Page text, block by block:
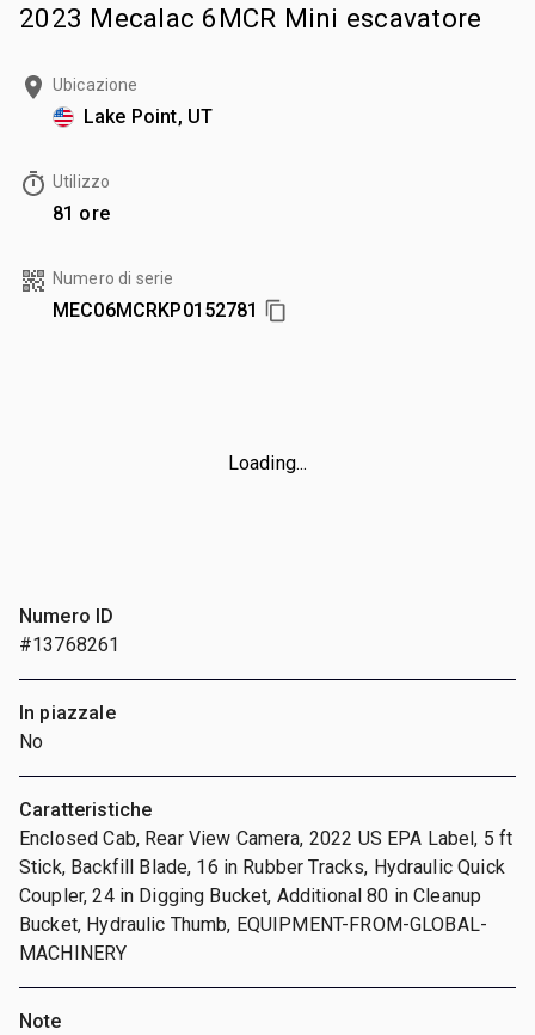
2023 Mecalac 6MCR Mini escavatore
Ubicazione
Lake Point, UT
Utilizzo
81 ore
Numero di serie
MEC06MCRKP0152781
Loading...
Numero ID
#13768261
In piazzale
No
Caratteristiche
Enclosed Cab, Rear View Camera, 2022 US EPA Label, 5 ft
Stick, Backfill Blade, 16 in Rubber Tracks, Hydraulic Quick
Coupler, 24 in Digging Bucket, Additional 80 in Cleanup
Bucket, Hydraulic Thumb, EQUIPMENT-FROM-GLOBAL-
MACHINERY
Note